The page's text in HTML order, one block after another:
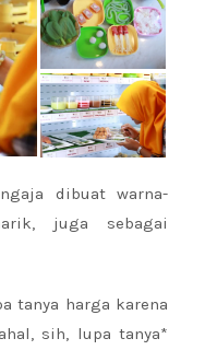
dibuat warna-
juga sebagai
tanya harga karena
sih, lupa tanya*